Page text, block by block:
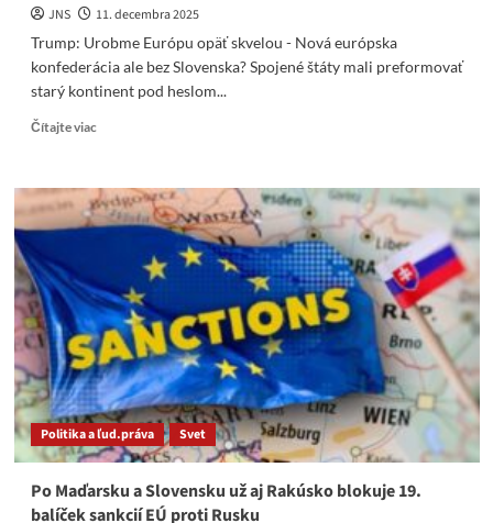
JNS
11. decembra 2025
Trump: Urobme Európu opäť skvelou - Nová európska
konfederácia ale bez Slovenska? Spojené štáty mali preformovať
starý kontinent pod heslom...
Čítajte viacRead
Trump:
Urobme
Európu
skvelou
–
Nová
európska
konfederácia
ale
bez
Slovenska?
Politika a ľud.práva Svet
Po Maďarsku a Slovensku už aj Rakúsko blokuje 19.
balíček sankcií EÚ proti Rusku